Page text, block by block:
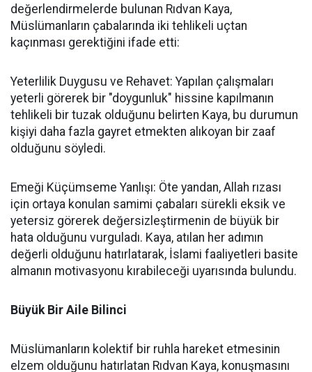
değerlendirmelerde bulunan Rıdvan Kaya,
Müslümanların çabalarında iki tehlikeli uçtan
kaçınması gerektiğini ifade etti:
Yeterlilik Duygusu ve Rehavet: Yapılan çalışmaları
yeterli görerek bir "doygunluk" hissine kapılmanın
tehlikeli bir tuzak olduğunu belirten Kaya, bu durumun
kişiyi daha fazla gayret etmekten alıkoyan bir zaaf
olduğunu söyledi.
Emeği Küçümseme Yanlışı: Öte yandan, Allah rızası
için ortaya konulan samimi çabaları sürekli eksik ve
yetersiz görerek değersizleştirmenin de büyük bir
hata olduğunu vurguladı. Kaya, atılan her adımın
değerli olduğunu hatırlatarak, İslami faaliyetleri basite
almanın motivasyonu kırabileceği uyarısında bulundu.
Büyük Bir Aile Bilinci
Müslümanların kolektif bir ruhla hareket etmesinin
elzem olduğunu hatırlatan Rıdvan Kaya, konuşmasını